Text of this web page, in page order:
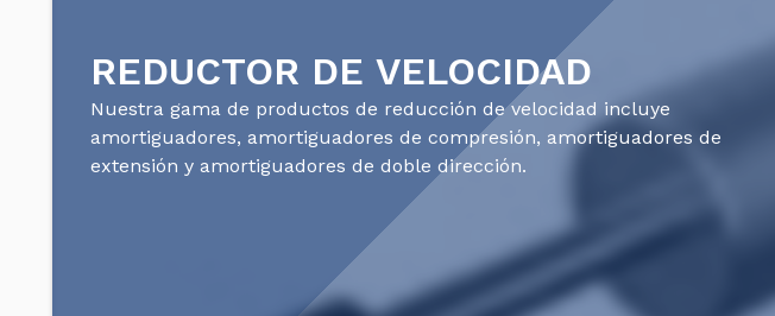
REDUCTOR DE VELOCIDAD
Nuestra gama de productos de reducción de velocidad incluye
amortiguadores, amortiguadores de compresión, amortiguadores de
extensión y amortiguadores de doble dirección.